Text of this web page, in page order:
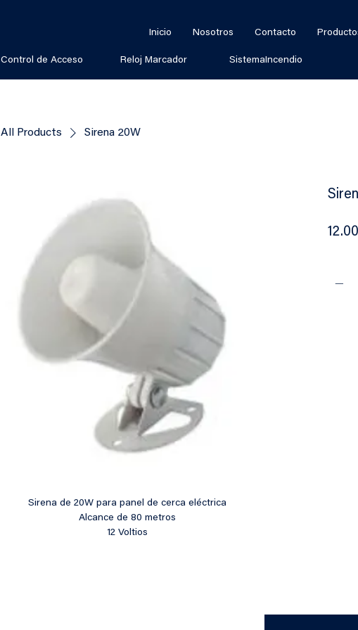
Inicio Nosotros Contacto
Control de Acceso Reloj Marcador SistemaIncendio
All Products Sirena 20W
Sirena de 20W para panel de cerca eléctrica
Alcance de 80 metros
12 Voltios